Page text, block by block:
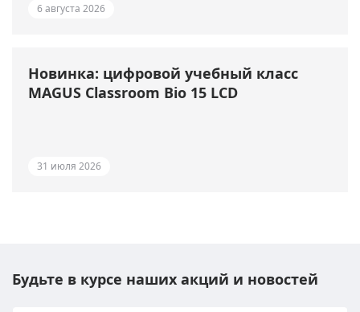
6 августа 2026
Новинка: цифровой учебный класс
MAGUS Classroom Bio 15 LCD
31 июля 2026
Будьте в курсе наших акций и новостей